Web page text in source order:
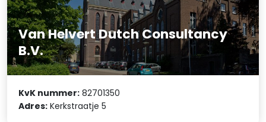
Van Helvert Dutch Consultancy
B.V.
KvK nummer: 82701350
Adres: Kerkstraatje 5